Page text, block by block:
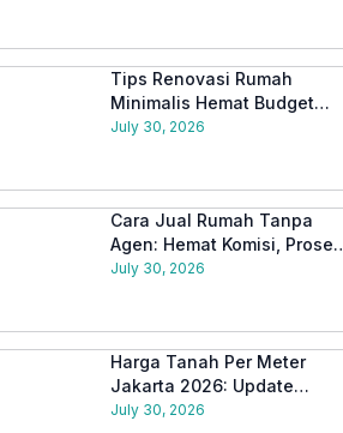
Tips Renovasi Rumah
Minimalis Hemat Budget
2026: Panduan Lengkap
July 30, 2026
Cara Jual Rumah Tanpa
Agen: Hemat Komisi, Proses
Lebih Mudah 2026
July 30, 2026
Harga Tanah Per Meter
Jakarta 2026: Update
Semua Wilayah & Tips
July 30, 2026